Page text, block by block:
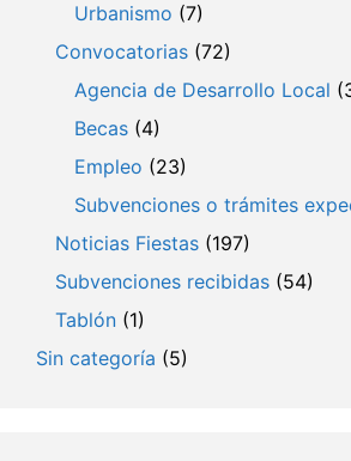
Urbanismo (7)
Convocatorias (72)
Agencia de Desarrollo Local
Becas (4)
Empleo (23)
Subvenciones o trámites
Noticias Fiestas (197)
Subvenciones recibidas (54)
Tablón (1)
Sin categoría (5)